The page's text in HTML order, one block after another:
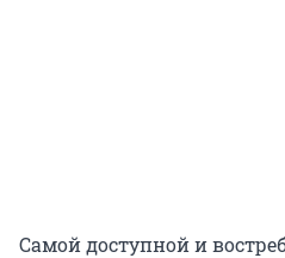
Самой доступной и